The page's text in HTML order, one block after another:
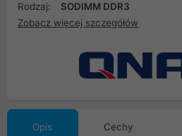
Rodzaj:
SODIMM DDR3
Zobacz więcej szczegółów
Opis Cechy